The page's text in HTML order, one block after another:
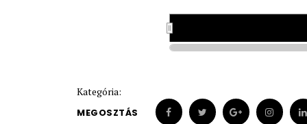
Kategória:
MEGOSZTÁS